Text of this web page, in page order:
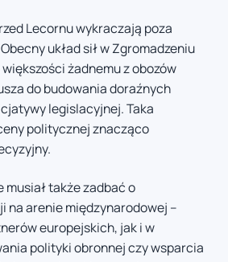
Lecornu wykraczają poza
układ sił w Zgromadzeniu
żadnemu z obozów
do budowania doraźnych
legislacyjnej. Taka
politycznej znacząco
musiał także zadbać o
na arenie międzynarodowej –
europejskich, jak i w
polityki obronnej czy wsparcia